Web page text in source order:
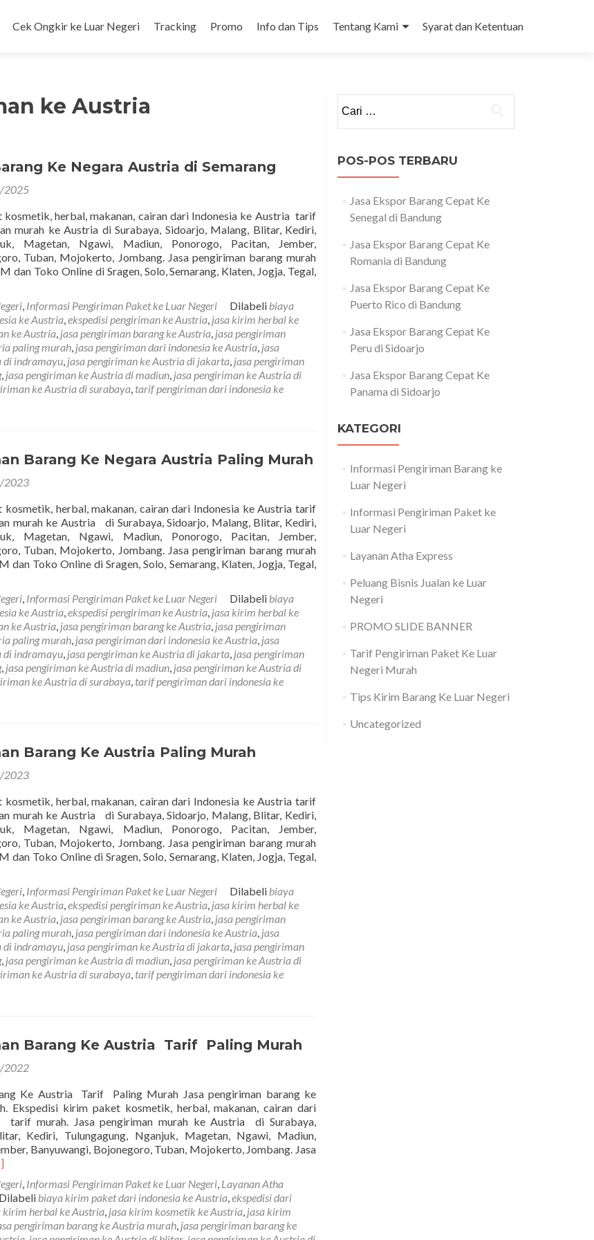
Cek Ongkir ke Luar Negeri Tracking Promo Info dan Tips Tentang Kami Syarat dan Ketentuan
ke Austria
Ke Negara Austria di Semarang
2025
herbal, makanan, cairan dari Indonesia ke Austria tarif
murah ke Austria di Surabaya, Sidoarjo, Malang, Blitar, Kediri,
Magetan, Ngawi, Madiun, Ponorogo, Pacitan, Jember,
Tuban, Mojokerto, Jombang. Jasa pengiriman barang murah
Toko Online di Sragen, Solo, Semarang, Klaten, Jogja, Tegal,
, Informasi Pengiriman Paket ke Luar Negeri Dilabeli biaya
ke Austria,ekspedisi pengiriman ke Austria, jasa kirim herbal ke
ke Austria, jasa pengiriman barang ke Austria, jasa pengiriman
paling murah, jasa pengiriman dari indonesia ke Austria, jasa
di indramayu, jasa pengiriman ke Austria di jakarta, jasa pengiriman
, jasa pengiriman ke Austria di madiun, jasa pengiriman ke Austria di
ke Austria di surabaya, tarif pengiriman dari indonesia ke
Barang Ke Negara Austria Paling Murah
2023
herbal, makanan, cairan dari Indonesia ke Austria tarif
murah ke Austria di Surabaya, Sidoarjo, Malang, Blitar, Kediri,
Magetan, Ngawi, Madiun, Ponorogo, Pacitan, Jember,
Tuban, Mojokerto, Jombang. Jasa pengiriman barang murah
Toko Online di Sragen, Solo, Semarang, Klaten, Jogja, Tegal,
, Informasi Pengiriman Paket ke Luar Negeri Dilabeli biaya
ke Austria,ekspedisi pengiriman ke Austria, jasa kirim herbal ke
ke Austria, jasa pengiriman barang ke Austria, jasa pengiriman
paling murah, jasa pengiriman dari indonesia ke Austria, jasa
di indramayu, jasa pengiriman ke Austria di jakarta, jasa pengiriman
, jasa pengiriman ke Austria di madiun, jasa pengiriman ke Austria di
ke Austria di surabaya, tarif pengiriman dari indonesia ke
Barang Ke Austria Paling Murah
2023
herbal, makanan, cairan dari Indonesia ke Austria tarif
murah ke Austria di Surabaya, Sidoarjo, Malang, Blitar, Kediri,
Magetan, Ngawi, Madiun, Ponorogo, Pacitan, Jember,
Tuban, Mojokerto, Jombang. Jasa pengiriman barang murah
Toko Online di Sragen, Solo, Semarang, Klaten, Jogja, Tegal,
, Informasi Pengiriman Paket ke Luar Negeri Dilabeli biaya
ke Austria,ekspedisi pengiriman ke Austria, jasa kirim herbal ke
ke Austria, jasa pengiriman barang ke Austria, jasa pengiriman
paling murah, jasa pengiriman dari indonesia ke Austria, jasa
di indramayu, jasa pengiriman ke Austria di jakarta, jasa pengiriman
, jasa pengiriman ke Austria di madiun, jasa pengiriman ke Austria di
ke Austria di surabaya, tarif pengiriman dari indonesia ke
Barang Ke Austria Tarif Paling Murah
2022
Ke Austria Tarif Paling Murah Jasa pengiriman barang ke
Ekspedisi kirim paket kosmetik, herbal, makanan, cairan dari
tarif murah. Jasa pengiriman murah ke Austria di Surabaya,
Kediri, Tulungagung, Nganjuk, Magetan, Ngawi, Madiun,
Banyuwangi, Bojonegoro, Tuban, Mojokerto, Jombang. Jasa
, Informasi Pengiriman Paket ke Luar Negeri, Layanan Atha
Dilabeli biaya kirim paket dari indonesia ke Austria,ekspedisi dari
kirim herbal ke Austria, jasa kirim kosmetik ke Austria, jasa kirim
pengiriman barang ke Austria murah, jasa pengiriman barang ke
untuk:
POS-POS TERBARU
Jasa Ekspor Barang Cepat Ke
Senegal di Bandung
Jasa Ekspor Barang Cepat Ke
Romania di Bandung
Jasa Ekspor Barang Cepat Ke
Puerto Rico di Bandung
Jasa Ekspor Barang Cepat Ke
Peru di Sidoarjo
Jasa Ekspor Barang Cepat Ke
Panama di Sidoarjo
KATEGORI
Informasi Pengiriman Barang ke
Luar Negeri
Informasi Pengiriman Paket ke
Luar Negeri
Layanan Atha Express
Peluang Bisnis Jualan ke Luar
Negeri
PROMO SLIDE BANNER
Tarif Pengiriman Paket Ke Luar
Negeri Murah
Tips Kirim Barang Ke Luar Negeri
Uncategorized